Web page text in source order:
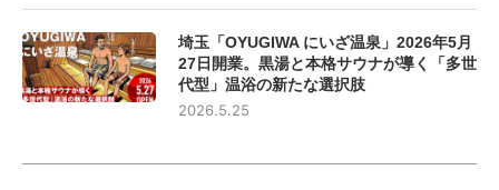
埼玉「OYUGIWA にいざ温泉」2026年5月
27日開業。黒湯と本格サウナが導く「多世
代型」温浴の新たな選択肢
2026.5.25